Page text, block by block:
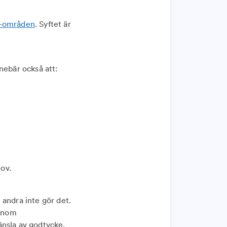
områden. Syftet är
också att:
andra inte gör det.
av godtycke.